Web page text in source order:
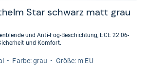
sich
Star schwarz matt grau
und Anti-Fog-Beschichtung, ECE 22.06-
und Komfort.
Farbe: grau Größe: m EU